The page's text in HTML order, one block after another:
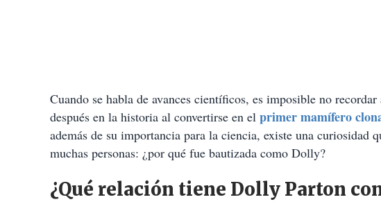
Cuando se habla de avances científicos, es imposible no
después en la historia al convertirse en el primer mamífero
además de su importancia para la ciencia, existe una curiosidad
muchas personas: ¿por qué fue bautizada como Dolly?
¿Qué relación tiene Dolly Parton